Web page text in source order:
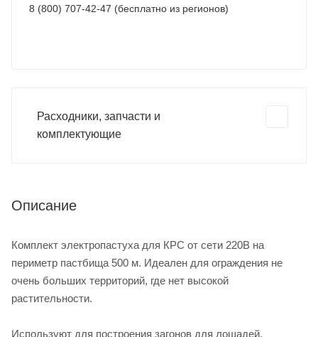
8 (800) 707-42-47 (бесплатно из регионов)
Расходники, запчасти и
комплектующие
Описание
Комплект электропастуха для КРС от сети 220В на
периметр пастбища 500 м. Идеален для ограждения не
очень больших территорий, где нет высокой
растительности.
Используют для построения загонов для лошадей.